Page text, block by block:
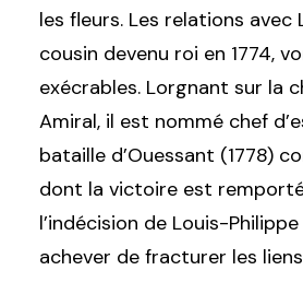
les fleurs. Les relations avec
cousin devenu roi en 1774,
exécrables. Lorgnant sur la
Amiral, il est nommé chef
bataille d’Ouessant (1778)
dont la victoire est
l’indécision de Louis-Philippe
achever de fracturer les